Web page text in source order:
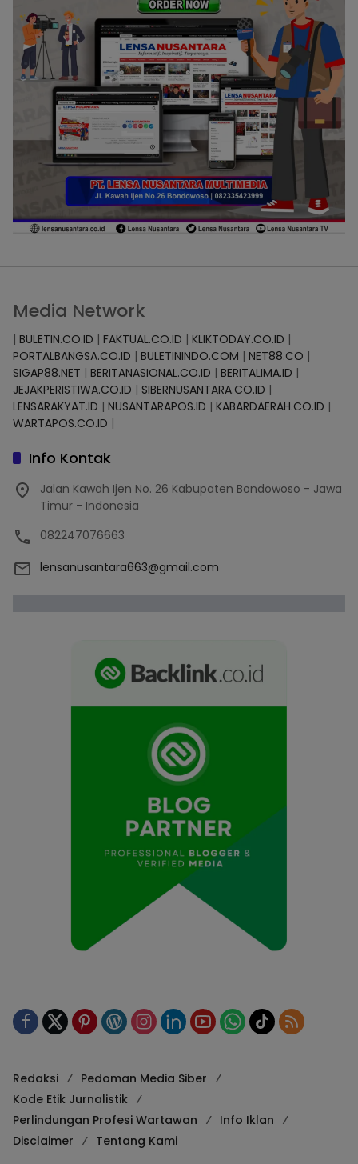
Media Network
| BULETIN.CO.ID | FAKTUAL.CO.ID | KLIKTODAY.CO.ID |
PORTALBANGSA.CO.ID | BULETININDO.COM | NET88.CO |
SIGAP88.NET | BERITANASIONAL.CO.ID | BERITALIMA.ID |
JEJAKPERISTIWA.CO.ID | SIBERNUSANTARA.CO.ID |
LENSARAKYAT.ID | NUSANTARAPOS.ID | KABARDAERAH.CO.ID |
WARTAPOS.CO.ID |
Info Kontak
Jalan Kawah Ijen No. 26 Kabupaten Bondowoso - Jawa
Timur - Indonesia
082247076663
lensanusantara663@gmail.com